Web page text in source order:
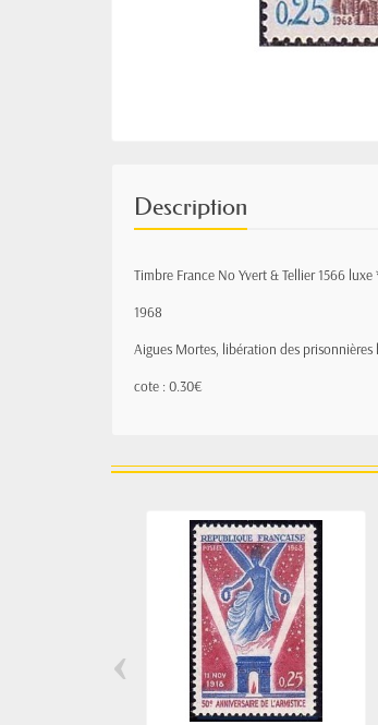
Description
Timbre France No Yvert & Tellier 1566 luxe
1968
Aigues Mortes, libération des
cote : 0.30€
‹